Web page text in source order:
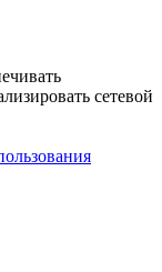
сетевой